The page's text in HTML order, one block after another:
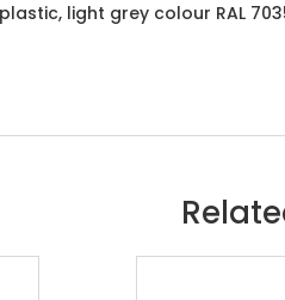
light grey colour RAL